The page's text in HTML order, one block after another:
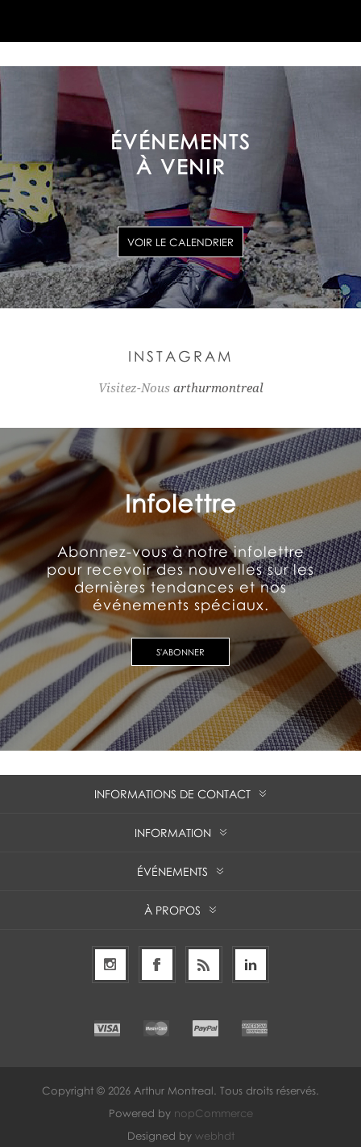
ÉVÉNEMENTS
À VENIR
VOIR LE CALENDRIER
INSTAGRAM
Visitez-Nous arthurmontreal
Infolettre
Abonnez-vous à notre infolettre
pour recevoir des nouvelles sur les
dernières tendances et nos
événements spéciaux.
S'ABONNER
INFORMATIONS DE CONTACT
INFORMATION
ÉVÉNEMENTS
À PROPOS
Copyright © 2026 Arthur Montreal. Tous droits réservés.
Powered by nopCommerce
Designed by webhdt